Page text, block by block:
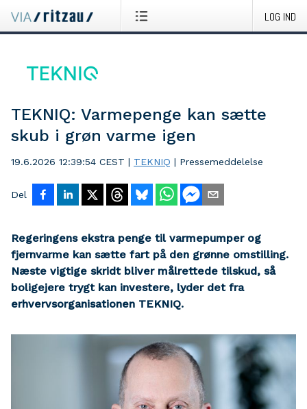
LOG IND
TEKNIQ: Varmepenge kan sætte
skub i grøn varme igen
19.6.2026 12:39:54 CEST | TEKNIQ | Pressemeddelelse
Del
Regeringens ekstra penge til varmepumper og
fjernvarme kan sætte fart på den grønne omstilling.
Næste vigtige skridt bliver målrettede tilskud, så
boligejere trygt kan investere, lyder det fra
erhvervsorganisationen TEKNIQ.